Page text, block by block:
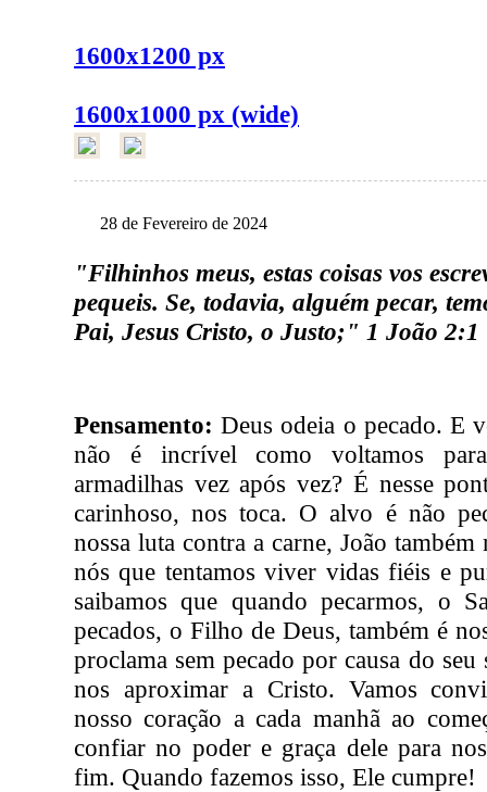
1600x1200 px
1600x1000 px (wide)
28 de Fevereiro de 2024
"Filhinhos meus, estas coisas vos
pequeis. Se, todavia, alguém pecar,
Pai, Jesus Cristo, o Justo;" 1 João 2:1
Pensamento: Deus odeia o pecado. E
não é incrível como voltamos
armadilhas vez após vez? É nesse
carinhoso, nos toca. O alvo é não
nossa luta contra a carne, João também
nós que tentamos viver vidas fiéis e
saibamos que quando pecarmos, o
pecados, o Filho de Deus, também é
proclama sem pecado por causa do
nos aproximar a Cristo. Vamos
nosso coração a cada manhã ao
confiar no poder e graça dele para
fim. Quando fazemos isso, Ele cumpre!